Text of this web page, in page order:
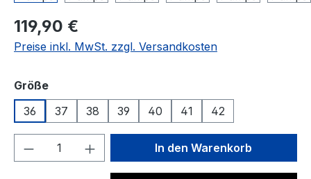
Regulärer Preis:
119,90 €
Preise inkl. MwSt. zzgl. Versandkosten
Größeauswählen
36
37 38 39 40 41 42
Produkt Anzahl: Gib denIn den Warenkorb